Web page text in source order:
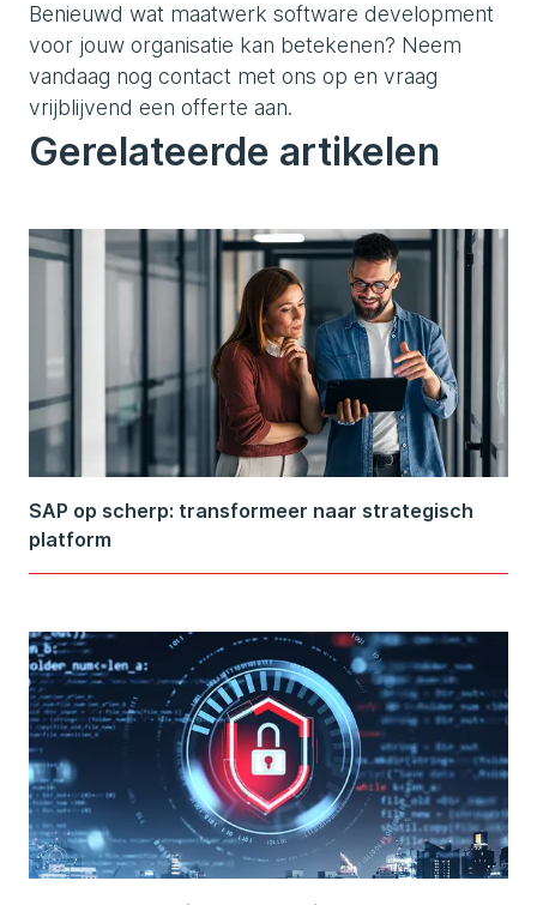
Benieuwd wat maatwerk software development
voor jouw organisatie kan betekenen? Neem
vandaag nog contact met ons op en vraag
vrijblijvend een offerte aan.
Gerelateerde artikelen
SAP op scherp: transformeer naar strategisch
platform